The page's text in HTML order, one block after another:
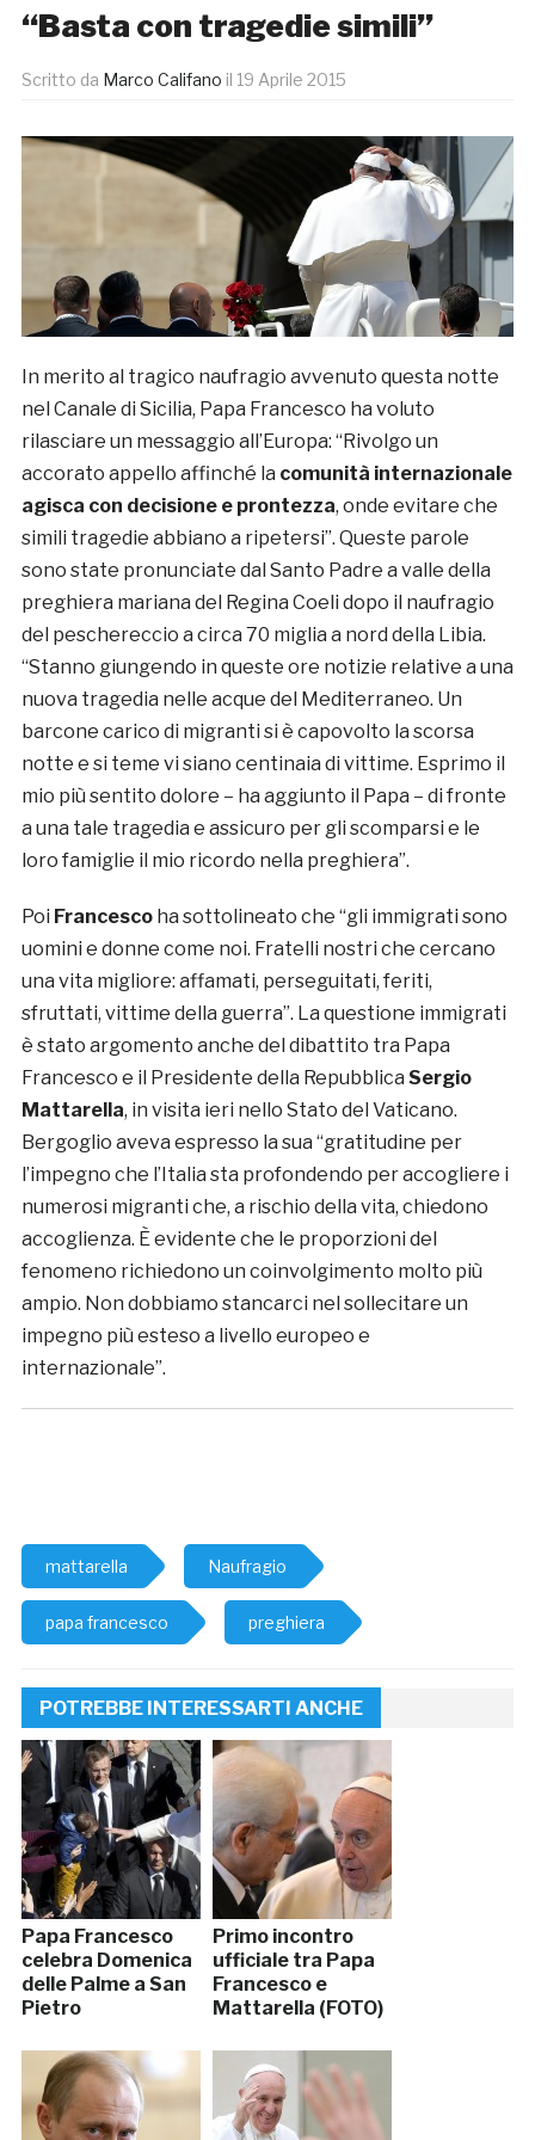
“Basta con tragedie simili”
Scritto da Marco Califano il 19 Aprile 2015
In merito al tragico naufragio avvenuto questa notte
nel Canale di Sicilia, Papa Francesco ha voluto
rilasciare un messaggio all’Europa: “Rivolgo un
accorato appello affinché la comunità internazionale
agisca con decisione e prontezza, onde evitare che
simili tragedie abbiano a ripetersi”. Queste parole
sono state pronunciate dal Santo Padre a valle della
preghiera mariana del Regina Coeli dopo il naufragio
del peschereccio a circa 70 miglia a nord della Libia.
“Stanno giungendo in queste ore notizie relative a una
nuova tragedia nelle acque del Mediterraneo. Un
barcone carico di migranti si è capovolto la scorsa
notte e si teme vi siano centinaia di vittime. Esprimo il
mio più sentito dolore – ha aggiunto il Papa – di fronte
a una tale tragedia e assicuro per gli scomparsi e le
loro famiglie il mio ricordo nella preghiera”.
Poi Francescoha sottolineato che “gli immigrati sono
uomini e donne come noi. Fratelli nostri che cercano
una vita migliore: affamati, perseguitati, feriti,
sfruttati, vittime della guerra”. La questione immigrati
è stato argomento anche del dibattito tra Papa
Francesco e il Presidente della Repubblica Sergio
Mattarella, in visita ieri nello Stato del Vaticano.
Bergoglio aveva espresso la sua “gratitudine per
l’impegno che l’Italia sta profondendo per accogliere i
numerosi migranti che, a rischio della vita, chiedono
accoglienza. È evidente che le proporzioni del
fenomeno richiedono un coinvolgimento molto più
ampio. Non dobbiamo stancarci nel sollecitare un
impegno più esteso a livello europeo e
internazionale”.
mattarella Naufragio
papa francesco preghiera
POTREBBE INTERESSARTI ANCHE
Papa Francesco
celebra Domenica
delle Palme a San
Pietro
Primo incontro
ufficiale tra Papa
Francesco e
Mattarella (FOTO)